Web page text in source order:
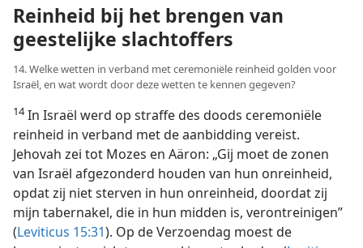
Reinheid bij het brengen van
geestelijke slachtoffers
14. Welke wetten in verband met ceremoniële reinheid golden voor
Israël, en wat wordt door deze wetten te kennen gegeven?
14In Israël werd op straffe des doods ceremoniële
reinheid in verband met de aanbidding vereist.
Jehovah zei tot Mozes en Aäron: „Gij moet de zonen
van Israël afgezonderd houden van hun onreinheid,
opdat zij niet sterven in hun onreinheid, doordat zij
mijn tabernakel, die in hun midden is, verontreinigen”
(Leviticus 15:31). Op de Verzoendag moest de